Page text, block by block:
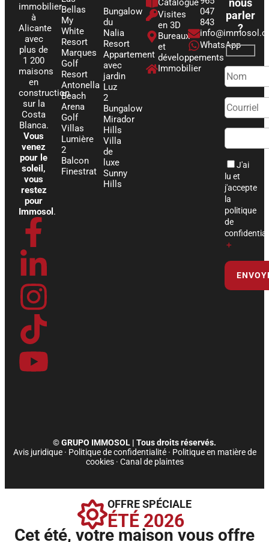
immobilier
à
Alicante
avec
plus de
1 200
maisons
en
construction
sur la
Costa
Blanca.
Vous
venez
pour le
soleil,
vous
restez
pour
Immosol .
F
a
c
e
b
o
k
L
i
n
k
e
d
n
n
I
n
s
t
a
g
a
T
i
k
t
o
k
Y
o
u
t
u
b
Bellas
My
White
Resort
Marques
Golf
Resort
Antonella
Beach
Arena
Golf
Villas
Lumière
2
Balcon
Finestrat
Bungalow
du
Nalia
Resort
Appartement
avec
jardin
Luz
2
Bungalow
Mirador
Hills
Villa
de
luxe
Sunny
Hills
Catalogue
Visites
en 3D
Bureaux
et
développements
Immobilier
047
843
WhatsApp
nous
parler
?
J'ai
lu et
j'accepte
la
politique
de
＋
© GRUPO IMMOSOL | Tous droits réservés.
Avis juridique· Politique de confidentialité· Politique en matière de
cookies· Canal de plaintes
OFFRE SPÉCIALE
ÉTÉ 2026
Cet été, votre maison vous offre